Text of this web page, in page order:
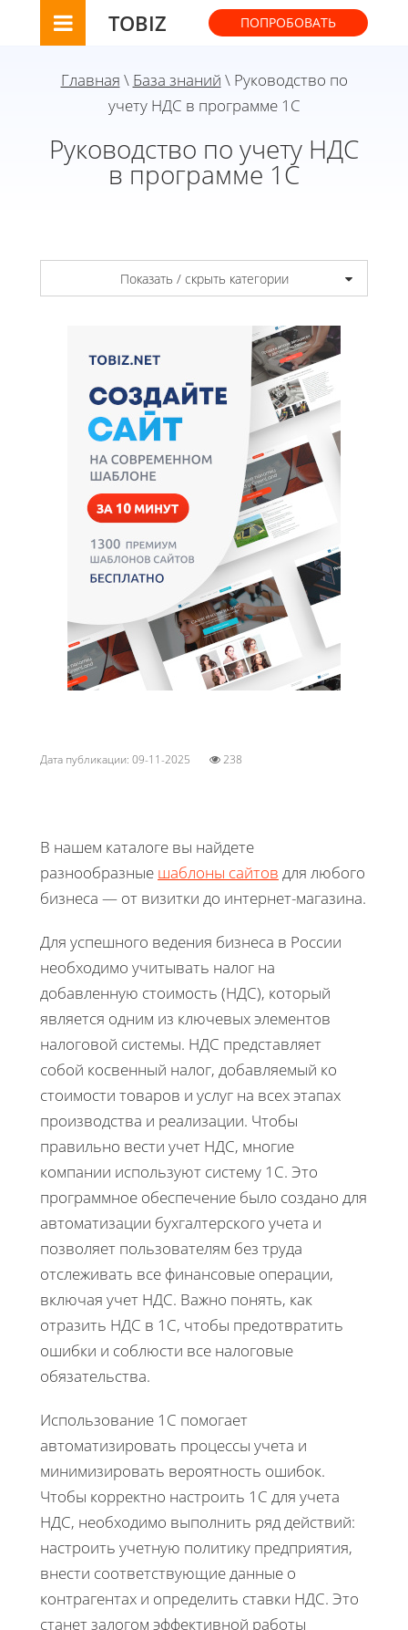
TOBIZ ПОПРОБОВАТЬ
Главная \ База знаний \ Руководство по
учету НДС в программе 1С
Руководство по учету НДС
в программе 1С
Показать / скрыть категории
Дата публикации: 09-11-2025 238
В нашем каталоге вы найдете
разнообразные шаблоны сайтов для любого
бизнеса — от визитки до интернет-магазина.
Для успешного ведения бизнеса в России
необходимо учитывать налог на
добавленную стоимость (НДС), который
является одним из ключевых элементов
налоговой системы. НДС представляет
собой косвенный налог, добавляемый ко
стоимости товаров и услуг на всех этапах
производства и реализации. Чтобы
правильно вести учет НДС, многие
компании используют систему 1С. Это
программное обеспечение было создано для
автоматизации бухгалтерского учета и
позволяет пользователям без труда
отслеживать все финансовые операции,
включая учет НДС. Важно понять, как
отразить НДС в 1С, чтобы предотвратить
ошибки и соблюсти все налоговые
обязательства.
Использование 1С помогает
автоматизировать процессы учета и
минимизировать вероятность ошибок.
Чтобы корректно настроить 1С для учета
НДС, необходимо выполнить ряд действий:
настроить учетную политику предприятия,
внести соответствующие данные о
контрагентах и определить ставки НДС. Это
станет залогом эффективной работы